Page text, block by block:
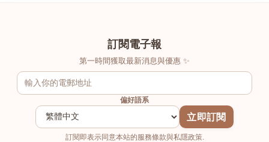
訂閱電子報
第一時間獲取最新消息與優惠 ✨
偏好語系
立即訂閱
訂閱即表示同意本站的服務條款與私隱政策.